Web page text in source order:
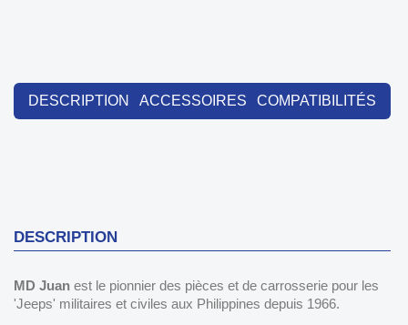
DESCRIPTION ACCESSOIRES COMPATIBILITÉS
DESCRIPTION
MD Juan est le pionnier des pièces et de carrosserie pour les
'Jeeps' militaires et civiles aux Philippines depuis 1966.